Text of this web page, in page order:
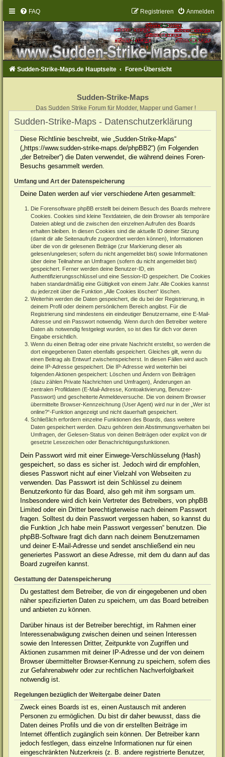
FAQ Anmelden
Registrieren
Sudden-Strike-Maps.de Hauptseite Foren-Übersicht
Sudden-Strike-Maps
Das Sudden Strike Forum für Modder, Mapper und Gamer !
Sudden-Strike-Maps - Datenschutzerklärung
Diese Richtlinie beschreibt, wie „Sudden-Strike-Maps“
(„https://www.sudden-strike-maps.de/phpBB2“) (im Folgenden
„der Betreiber“) die Daten verwendet, die während deines Foren-
Besuchs gesammelt werden.
Umfang und Art der Datenspeicherung
Deine Daten werden auf vier verschiedene Arten gesammelt:
Die Forensoftware phpBB erstellt bei deinem Besuch des Boards mehrere
Cookies. Cookies sind kleine Textdateien, die dein Browser als temporäre
Dateien ablegt und die zwischen den einzelnen Aufrufen des Boards
erhalten bleiben. In diesen Cookies sind die aktuelle ID deiner Sitzung
(damit dir alle Seitenaufrufe zugeordnet werden können), Informationen
über die von dir gelesenen Beiträge (zur Markierung dieser als
gelesen/ungelesen; sofern du nicht angemeldet bist) sowie Informationen
über deine Teilnahme an Umfragen (sofern du nicht angemeldet bist)
gespeichert. Ferner werden deine Benutzer-ID, ein
Authentifizierungsschlüssel und eine Session-ID gespeichert. Die Cookies
haben standardmäßig eine Gültigkeit von einem Jahr. Alle Cookies kannst
du jederzeit über die Funktion „Alle Cookies löschen“ löschen.
Weiterhin werden die Daten gespeichert, die du bei der Registrierung, in
deinem Profil oder deinem persönlichem Bereich angibst. Für die
Registrierung sind mindestens ein eindeutiger Benutzername, eine E-Mail-
Adresse und ein Passwort notwendig. Wenn durch den Betreiber weitere
Daten als notwendig festgelegt wurden, so ist dies für dich vor deren
Eingabe ersichtlich.
Wenn du einen Beitrag oder eine private Nachricht erstellst, so werden die
dort eingegebenen Daten ebenfalls gespeichert. Gleiches gilt, wenn du
einen Beitrag als Entwurf zwischenspeicherst. In diesen Fällen wird auch
deine IP-Adresse gespeichert. Die IP-Adresse wird weiterhin bei
folgenden Aktionen gespeichert: Löschen und Ändern von Beiträgen
(dazu zählen Private Nachrichten und Umfragen), Änderungen an
zentralen Profildaten (E-Mail-Adresse, Kontoaktivierung, Benutzer-
Passwort) und gescheiterte Anmeldeversuche. Die von deinem Browser
übermittelte Browser-Kennzeichnung (User Agent) wird nur in der „Wer ist
online?“-Funktion angezeigt und nicht dauerhaft gespeichert.
Schließlich erfordern einzelne Funktionen des Boards, dass weitere
Daten gespeichert werden. Dazu gehören dein Abstimmungsverhalten bei
Umfragen, der Gelesen-Status von deinen Beiträgen oder explizit von dir
gesetzte Lesezeichen oder Benachrichtigungsfunktionen.
Dein Passwort wird mit einer Einwege-Verschlüsselung (Hash)
gespeichert, so dass es sicher ist. Jedoch wird dir empfohlen,
dieses Passwort nicht auf einer Vielzahl von Webseiten zu
verwenden. Das Passwort ist dein Schlüssel zu deinem
Benutzerkonto für das Board, also geh mit ihm sorgsam um.
Insbesondere wird dich kein Vertreter des Betreibers, von phpBB
Limited oder ein Dritter berechtigterweise nach deinem Passwort
fragen. Solltest du dein Passwort vergessen haben, so kannst du
die Funktion „Ich habe mein Passwort vergessen“ benutzen. Die
phpBB-Software fragt dich dann nach deinem Benutzernamen
und deiner E-Mail-Adresse und sendet anschließend ein neu
generiertes Passwort an diese Adresse, mit dem du dann auf das
Board zugreifen kannst.
Gestattung der Datenspeicherung
Du gestattest dem Betreiber, die von dir eingegebenen und oben
näher spezifizierten Daten zu speichern, um das Board betreiben
und anbieten zu können.
Darüber hinaus ist der Betreiber berechtigt, im Rahmen einer
Interessenabwägung zwischen deinen und seinen Interessen
sowie den Interessen Dritter, Zeitpunkte von Zugriffen und
Aktionen zusammen mit deiner IP-Adresse und der von deinem
Browser übermittelter Browser-Kennung zu speichern, sofern dies
zur Gefahrenabwehr oder zur rechtlichen Nachverfolgbarkeit
notwendig ist.
Regelungen bezüglich der Weitergabe deiner Daten
Zweck eines Boards ist es, einen Austausch mit anderen
Personen zu ermöglichen. Du bist dir daher bewusst, dass die
Daten deines Profils und die von dir erstellten Beiträge im
Internet öffentlich zugänglich sein können. Der Betreiber kann
jedoch festlegen, dass einzelne Informationen nur für einen
eingeschränkten Nutzerkreis (z. B. andere registrierte Benutzer,